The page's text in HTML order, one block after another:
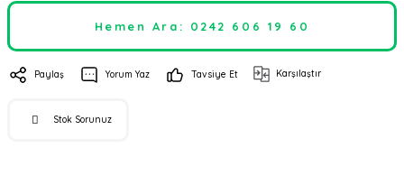
Hemen Ara: 0242 606 19 60
Paylaş Yorum Yaz Tavsiye Et Karşılaştır
Stok Sorunuz